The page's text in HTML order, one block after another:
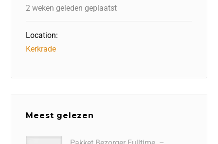
2 weken geleden geplaatst
Location:
Kerkrade
Meest gelezen